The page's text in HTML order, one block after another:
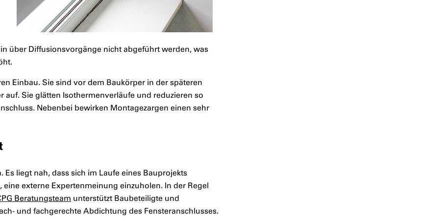
über Diffusionsvorgänge nicht abgeführt werden, was
Einbau. Sie sind vor dem Baukörper in der späteren
Sie glätten Isothermenverläufe und reduzieren so
Nebenbei bewirken Montagezargen einen sehr
liegt nah, dass sich im Laufe eines Bauprojekts
externe Expertenmeinung einzuholen. In der Regel
Beratungsteam unterstützt Baubeteiligte und
und fachgerechte Abdichtung des Fensteranschlusses.